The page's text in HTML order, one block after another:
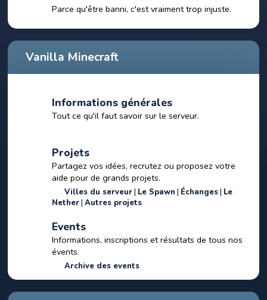
Parce qu'être banni, c'est vraiment trop injuste.
Vanilla Minecraft
Informations générales
Tout ce qu'il faut savoir sur le serveur.
Projets
Partagez vos idées, recrutez ou proposez votre
aide pour de grands projets.
Villes du serveur Le Spawn Échanges Le
Nether Autres projets
Events
Informations, inscriptions et résultats de tous nos
évents.
Archive des events